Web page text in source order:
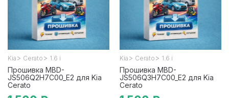
Kia > Cerato > 1.6 i
Прошивка MBD-
JS506Q2H7C00_E2 для Kia
Cerato
Kia > Cerato > 1.6 i
Прошивка MBD-
JS506Q3H7C00_E2 для Kia
Cerato